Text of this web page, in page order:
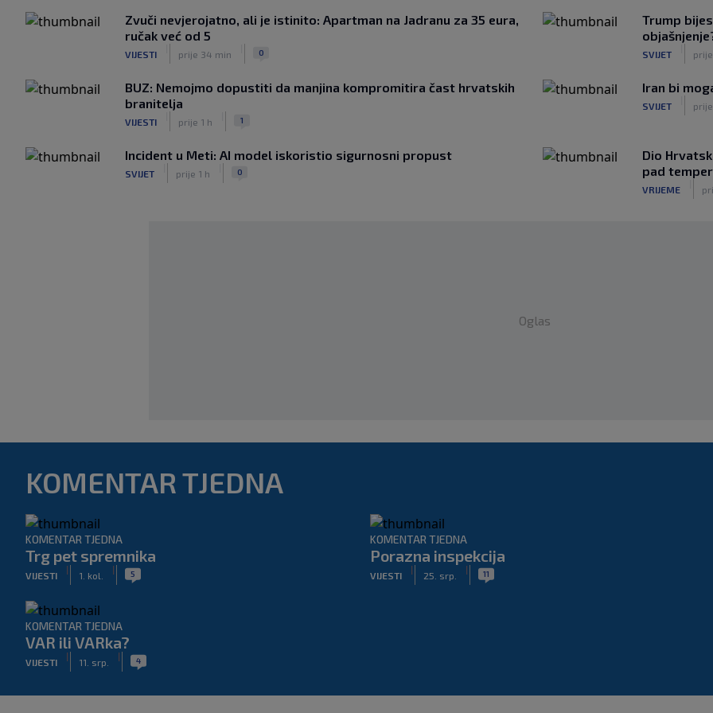
Zvuči nevjerojatno, ali je istinito: Apartman na Jadranu za 35 eura,
ručak već od 5
VIJESTI prije 34 min 0
Trump
SVIJET
BUZ: Nemojmo dopustiti da manjina kompromitira čast hrvatskih
branitelja
VIJESTI prije 1 h 1
Iran bi
SVIJET
Incident u Meti: AI model iskoristio sigurnosni propust
SVIJET prije 1 h 0
Dio
pad
VRIJEME
Oglas
KOMENTAR TJEDNA
KOMENTAR TJEDNA
Trg pet spremnika
VIJESTI
|
1. kol.
| 5
KOMENTAR TJEDNA
Porazna inspekcija
VIJESTI
|
25. srp.
| 11
KOMENTAR TJEDNA
VAR ili VARka?
VIJESTI
|
11. srp.
| 4